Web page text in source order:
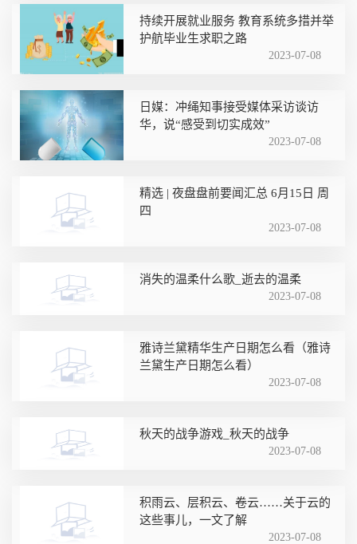
持续开展就业服务 教育系统多措并举
护航毕业生求职之路
2023-07-08
日媒：冲绳知事接受媒体采访谈访
华，说“感受到切实成效”
2023-07-08
精选 | 夜盘盘前要闻汇总 6月15日 周
四
2023-07-08
消失的温柔什么歌_逝去的温柔
2023-07-08
雅诗兰黛精华生产日期怎么看（雅诗
兰黛生产日期怎么看）
2023-07-08
秋天的战争游戏_秋天的战争
2023-07-08
积雨云、层积云、卷云……关于云的
这些事儿，一文了解
2023-07-08